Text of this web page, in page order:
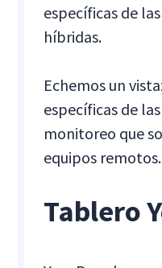
específicas de
híbridas.
Echemos un
específicas de
monitoreo que
equipos remotos.
Tablero